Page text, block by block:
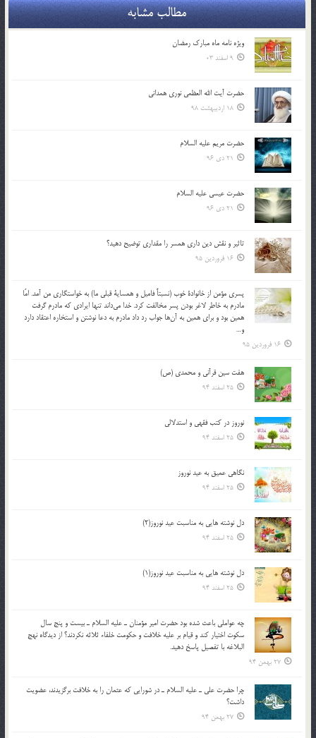
مطالب مشابه
ویژه نامه ماه مبارک رمضان
9 اسفند 03
حضرت آیت الله العظمی نوری همدانی
18 اردیبهشت 98
حضرت مریم علیه السلام
21 دی 96
حضرت عیسی علیه السلام
21 دی 96
تاثير و نقش دين داري همسر را مقداري توضيح دهيد؟
16 فروردین 95
پسري مؤمن از خانوادة خوب (نسبتاً فاميل و همساية قبلي ما) به خواستگاري من آمد. امّا
مادرم به خاطر لاغر بودن پسر مخالفت كرد. خدا مي‌داند تنها ايرادي كه مادرم گرفت
همين بود و براي همين به آن‌ها جواب رد داد مادرم به دعا نوشتن و استخاره اعتقاد دارد
و…
16 فروردین 95
هفت سین قرآنی و محمدی (ص)
25 اسفند 94
نوروز در كتب فقهى و استدلالى‏
25 اسفند 94
نگاهى عميق به عيد نوروز
25 اسفند 94
دل نوشته هایی به مناسبت عید نوروز(2)
25 اسفند 94
دل نوشته هایی به مناسبت عید نوروز(1)
25 اسفند 94
چه عواملي باعث شده بود حضرت امير مؤمنان ـ عليه السلام ـ بيست و پنج سال
سکوت اختيار کند و قيام بر عليه خلافت و حکومت خلفاء ثلاثه نکردند؟ از ديدگاه نهج
البلاغه با تفصيل پاسخ دهيد.
27 بهمن 94
چرا حضرت علي ـ عليه السلام ـ در شورايي كه عثمان را به خلافت برگزيدند، عضويت
داشت؟
27 بهمن 94